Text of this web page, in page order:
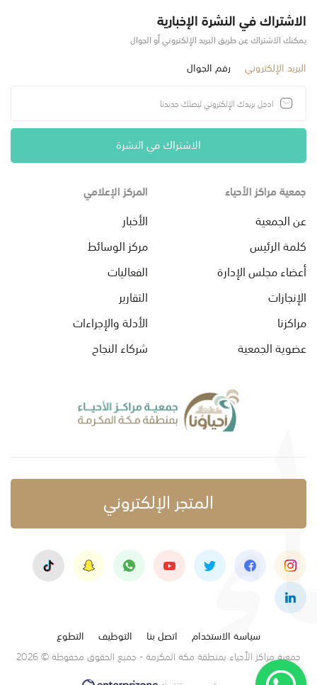
الاشتراك في النشرة الإخبارية
يمكنك الاشتراك عن طريق البريد الإلكتروني أو الجوال
البريد الإلكتروني رقم الجوال
الاشتراك في النشرة
جمعية مراكز الأحياء
عن الجمعية
كلمة الرئيس
أعضاء مجلس الإدارة
الإنجازات
مراكزنا
عضوية الجمعية
المركز الإعلامي
الأخبار
مركز الوسائط
الفعاليات
التقارير
الأدلة والإجراءات
شركاء النجاح
المتجر الإلكتروني
سياسة الاستخدام اتصل بنا التوظيف
التطوع
جمعية مراكز الأحياء بمنطقة مكة المكرمة - جميع الحقوق محفوظة © 2026